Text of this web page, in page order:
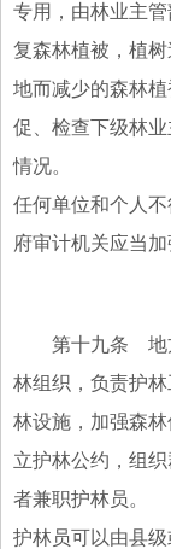
专用，由林业主
复森林植被，植
地而减少的森林
促、检查下级林
情况。
任何单位和个人
府审计机关应当
第十九条 地方
林组织，负责护
林设施，加强森
立护林公约，组
者兼职护林员。
护林员可以由县